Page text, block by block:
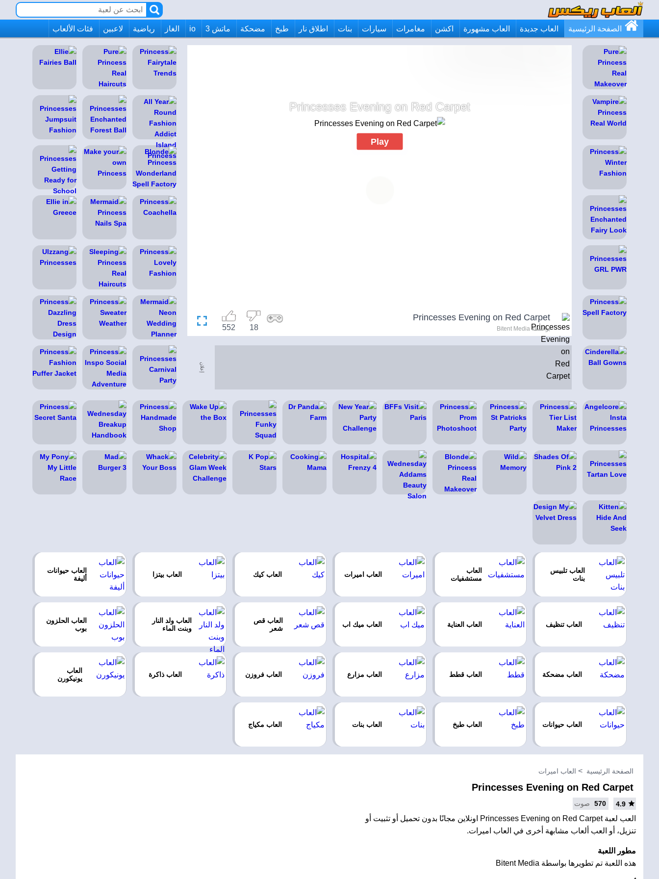
الصفحة الرئيسية العاب جديدة العاب مشهورة اكشن مغامرات سيارات بنات اطلاق نار طبخ مضحكة ماتش 3 io الغاز رياضية لاعبين فئات الألعاب
Princesses Evening on Red Carpet
Play
Princesses Evening on Red Carpet
بواسطة Bitent Media 18
552
إعلان
العاب تلبيس
بنات
العاب
مستشفيات
العاب اميرات العاب كيك العاب بيتزا
العاب حيوانات
أليفة
العاب تنظيف العاب العناية العاب ميك اب
العاب قص
شعر
العاب ولد النار
وبنت الماء
العاب الحلزون
بوب
العاب مضحكة العاب قطط العاب مزارع العاب فروزن العاب ذاكرة
العاب
يونيكورن
العاب حيوانات العاب طبخ العاب بنات العاب مكياج
الصفحة الرئيسية العاب اميرات
Princesses Evening on Red Carpet
4.9
570 صوت
العب لعبة Princesses Evening on Red Carpet اونلاين مجانًا بدون تحميل أو تثبيت أو
تنزيل، أو العب ألعاب مشابهة أخرى في العاب اميرات.
مطور اللعبة
هذه اللعبة تم تطويرها بواسطة Bitent Media